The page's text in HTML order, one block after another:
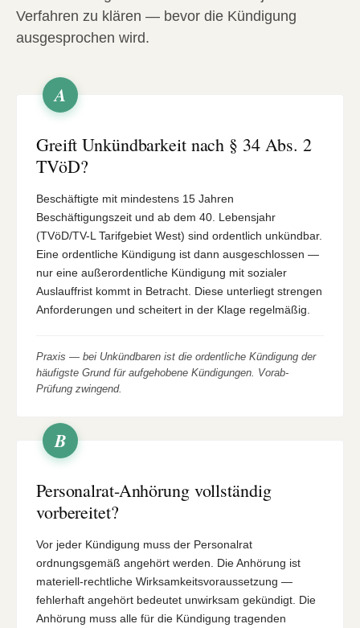
Verfahren zu klären — bevor die Kündigung
ausgesprochen wird.
A
Greift Unkündbarkeit nach § 34 Abs. 2
TVöD?
Beschäftigte mit mindestens 15 Jahren
Beschäftigungszeit und ab dem 40. Lebensjahr
(TVöD/TV-L Tarifgebiet West) sind ordentlich unkündbar.
Eine ordentliche Kündigung ist dann ausgeschlossen —
nur eine außerordentliche Kündigung mit sozialer
Auslauffrist kommt in Betracht. Diese unterliegt strengen
Anforderungen und scheitert in der Klage regelmäßig.
Praxis — bei Unkündbaren ist die ordentliche Kündigung der
häufigste Grund für aufgehobene Kündigungen. Vorab-
Prüfung zwingend.
B
Personalrat-Anhörung vollständig
vorbereitet?
Vor jeder Kündigung muss der Personalrat
ordnungsgemäß angehört werden. Die Anhörung ist
materiell-rechtliche Wirksamkeitsvoraussetzung —
fehlerhaft angehört bedeutet unwirksam gekündigt. Die
Anhörung muss alle für die Kündigung tragenden